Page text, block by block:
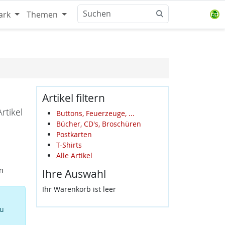
Themen
Artikel filtern
Buttons, Feuerzeuge, ...
Bücher, CD's, Broschüren
Postkarten
T-Shirts
Alle Artikel
Ihre Auswahl
Ihr Warenkorb ist leer